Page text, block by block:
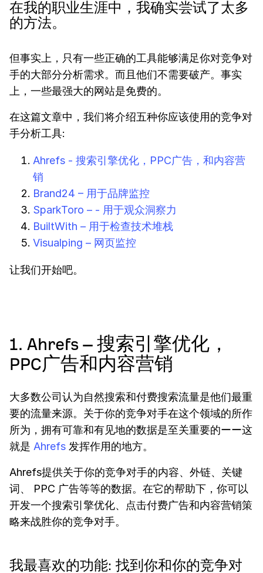
在我的职业生涯中，我确实尝试了太多
的方法。
但事实上，只有一些正确的工具能够满足你对竞争对
手的大部分分析需求。而且他们不需要破产。事实
上，一些最强大的网站是免费的。
在这篇文章中，我们将介绍五种你应该使用的竞争对
手分析工具:
Ahrefs - 搜索引擎优化，PPC广告，和内容营
销
Brand24 – 用于品牌监控
SparkToro – - 用于观众洞察力
BuiltWith – 用于检查技术堆栈
Visualping – 网页监控
让我们开始吧。
1. Ahrefs – 搜索引擎优化，
PPC广告和内容营销
大多数公司认为自然搜索和付费搜索流量是他们最重
要的流量来源。关于你的竞争对手在这个领域的所作
所为，拥有可靠和有见地的数据是至关重要的ーー这
就是 Ahrefs 发挥作用的地方。
Ahrefs提供关于你的竞争对手的内容、外链、关键
词、 PPC 广告等等的数据。在它的帮助下，你可以
开发一个搜索引擎优化、点击付费广告和内容营销策
略来战胜你的竞争对手。
我最喜欢的功能: 找到你和你的竞争对